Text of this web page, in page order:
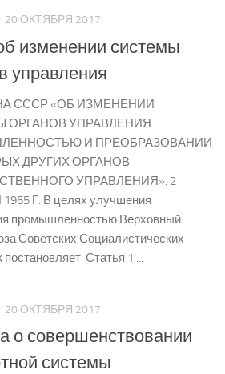
20 ОКТЯБРЯ 2017
изменении системы
управления
СССР «ОБ ИЗМЕНЕНИИ
ОРГАНОВ УПРАВЛЕНИЯ
И ПРЕОБРАЗОВАНИИ
ДРУГИХ ОРГАНОВ
УПРАВЛЕНИЯ». 2
Г. В целях улучшения
промышленностью Верховный
Советских Социалистических
Статья 1....
20 ОКТЯБРЯ 2017
о совершенствовании
системы